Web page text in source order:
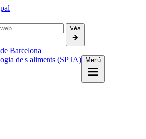
Vés
Barcelona
dels aliments (SPTA)
Menú